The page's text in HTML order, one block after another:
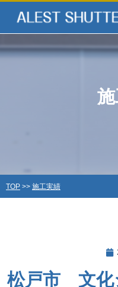
TOP >> 施工実績
松戸市 文化